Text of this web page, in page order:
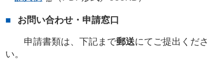
お問い合わせ・申請窓口
申請書類は、下記まで郵送にてご提出くださ
い。